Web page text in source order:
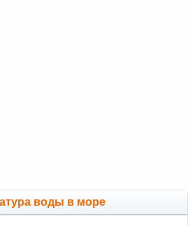
воды в море